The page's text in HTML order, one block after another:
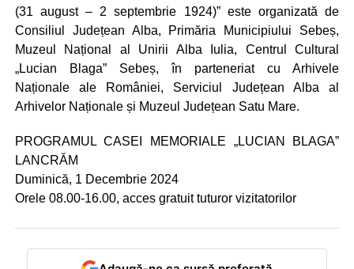
(31 august – 2 septembrie 1924)” este organizată de
Consiliul Județean Alba, Primăria Municipiului Sebeș,
Muzeul Național al Unirii Alba Iulia, Centrul Cultural
„Lucian Blaga” Sebeș, în parteneriat cu Arhivele
Naționale ale României, Serviciul Județean Alba al
Arhivelor Naționale și Muzeul Județean Satu Mare.
PROGRAMUL CASEI MEMORIALE „LUCIAN BLAGA”
LANCRĂM
Duminică, 1 Decembrie 2024
Orele 08.00-16.00, acces gratuit tuturor vizitatorilor